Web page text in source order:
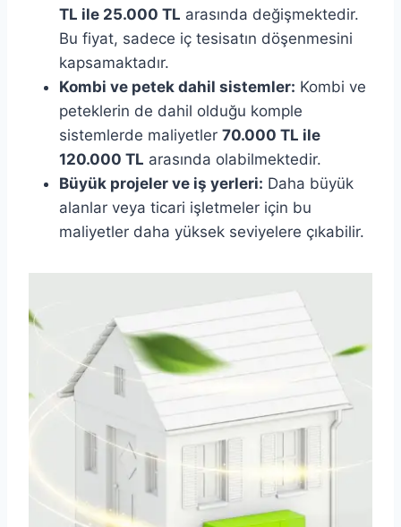
TL ile 25.000 TL arasında değişmektedir.
Bu fiyat, sadece iç tesisatın döşenmesini
kapsamaktadır. ​
Kombi ve petek dahil sistemler: Kombi ve
peteklerin de dahil olduğu komple
sistemlerde maliyetler 70.000 TL ile
120.000 TL arasında olabilmektedir. ​
Büyük projeler ve iş yerleri: Daha büyük
alanlar veya ticari işletmeler için bu
maliyetler daha yüksek seviyelere çıkabilir.​